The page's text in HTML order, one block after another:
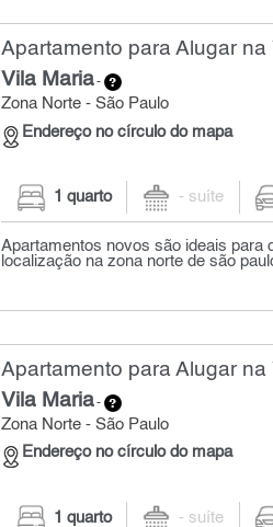
Apartamento para Alugar na
Vila Maria-
Zona Norte - São Paulo
Endereço no círculo do mapa
1 quarto - suíte
Apartamentos novos são ideais para
localização na zona norte de são
Apartamento para Alugar na
Vila Maria-
Zona Norte - São Paulo
Endereço no círculo do mapa
1 quarto - suíte